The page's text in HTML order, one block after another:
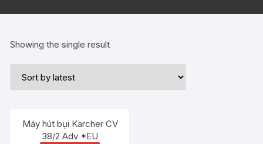
Showing the single result
Máy hút bụi Karcher CV
38/2 Adv *EU